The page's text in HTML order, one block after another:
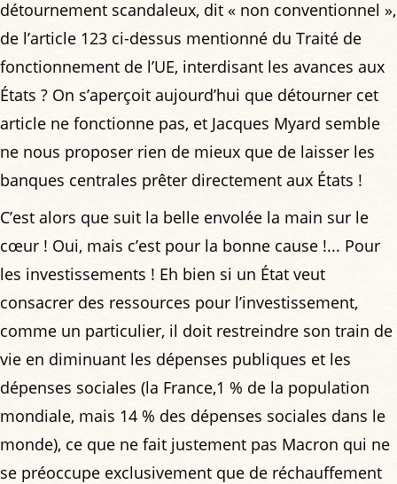
détournement scandaleux, dit « non conventionnel »,
de l’article 123 ci-dessus mentionné du Traité de
fonctionnement de l’UE, interdisant les avances aux
États ? On s’aperçoit aujourd’hui que détourner cet
article ne fonctionne pas, et Jacques Myard semble
ne nous proposer rien de mieux que de laisser les
banques centrales prêter directement aux États !
C’est alors que suit la belle envolée la main sur le
cœur ! Oui, mais c’est pour la bonne cause !... Pour
les investissements ! Eh bien si un État veut
consacrer des ressources pour l’investissement,
comme un particulier, il doit restreindre son train de
vie en diminuant les dépenses publiques et les
dépenses sociales (la France,1 % de la population
mondiale, mais 14 % des dépenses sociales dans le
monde), ce que ne fait justement pas Macron qui ne
se préoccupe exclusivement que de réchauffement